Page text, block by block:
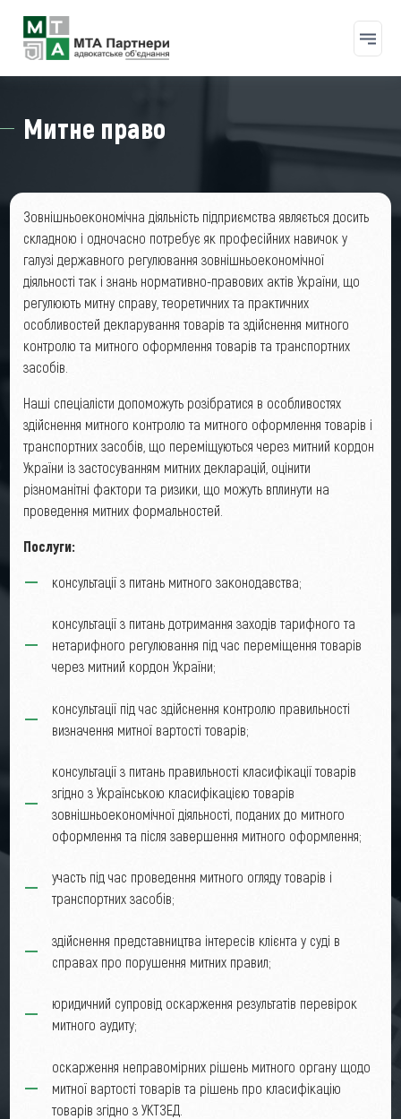
Митне право
Зовнішньоекономічна діяльність підприємства являється досить
складною і одночасно потребує як професійних навичок у
галузі державного регулювання зовнішньоекономічної
діяльності так і знань нормативно-правових актів України, що
регулюють митну справу, теоретичних та практичних
особливостей декларування товарів та здійснення митного
контролю та митного оформлення товарів та транспортних
засобів.
Наші спеціалісти допоможуть розібратися в особливостях
здійснення митного контролю та митного оформлення товарів і
транспортних засобів, що переміщуються через митний кордон
України із застосуванням митних декларацій, оцінити
різноманітні фактори та ризики, що можуть вплинути на
проведення митних формальностей.
Послуги:
консультації з питань митного законодавства;
консультації з питань дотримання заходів тарифного та
нетарифного регулювання під час переміщення товарів
через митний кордон України;
консультації під час здійснення контролю правильності
визначення митної вартості товарів;
консультації з питань правильності класифікації товарів
згідно з Українською класифікацією товарів
зовнішньоекономічної діяльності, поданих до митного
оформлення та після завершення митного оформлення;
участь під час проведення митного огляду товарів і
транспортних засобів;
здійснення представництва інтересів клієнта у суді в
справах про порушення митних правил;
юридичний супровід оскарження результатів перевірок
митного аудиту;
оскарження неправомірних рішень митного органу щодо
митної вартості товарів та рішень про класифікацію
товарів згідно з УКТЗЕД.